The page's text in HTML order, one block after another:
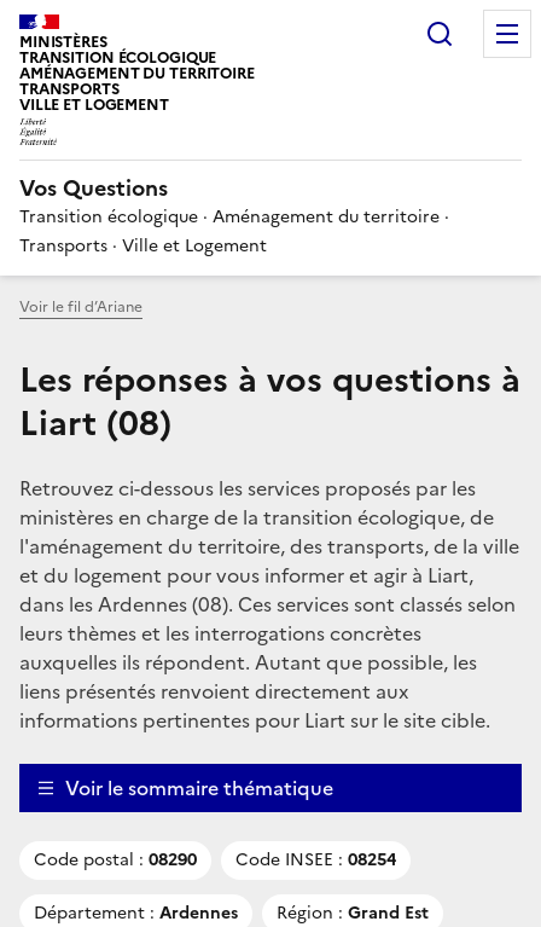
MINISTÈRES
TRANSITION ÉCOLOGIQUE
AMÉNAGEMENT DU TERRITOIRE
TRANSPORTS
VILLE ET LOGEMENT
Vos Questions
Transition écologique · Aménagement du territoire ·
Transports · Ville et Logement
Voir le fil d’Ariane
Les réponses à vos questions à
Liart (08)
Retrouvez ci-dessous les services proposés par les
ministères en charge de la transition écologique, de
l'aménagement du territoire, des transports, de la ville
et du logement pour vous informer et agir à Liart,
dans les Ardennes (08). Ces services sont classés selon
leurs thèmes et les interrogations concrètes
auxquelles ils répondent. Autant que possible, les
liens présentés renvoient directement aux
informations pertinentes pour Liart sur le site cible.
Voir le sommaire thématique
Code postal : 08290 Code INSEE : 08254
Département : Ardennes Région : Grand Est